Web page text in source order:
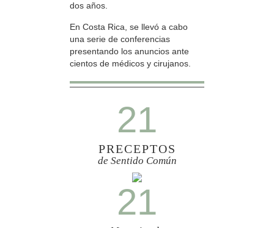
dos años.
En Costa Rica, se llevó a cabo
una serie de conferencias
presentando los anuncios ante
cientos de médicos y cirujanos.
21
PRECEPTOS
de Sentido Común
21